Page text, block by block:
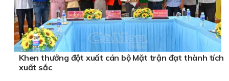
Khen thưởng đột xuất cán bộ Mặt trận đạt thành tích
xuất sắc